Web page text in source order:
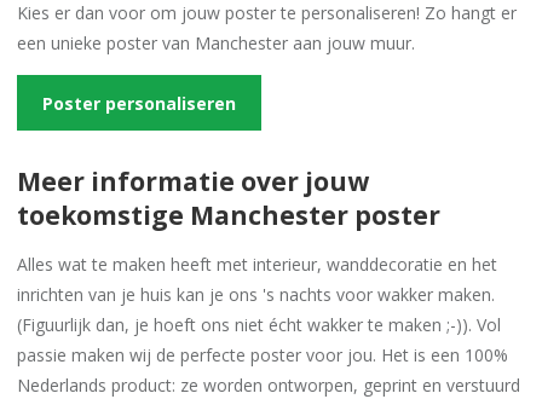
Kies er dan voor om jouw poster te personaliseren! Zo hangt er
een unieke poster van Manchester aan jouw muur.
Poster personaliseren
Meer informatie over jouw
toekomstige Manchester poster
Alles wat te maken heeft met interieur, wanddecoratie en het
inrichten van je huis kan je ons 's nachts voor wakker maken.
(Figuurlijk dan, je hoeft ons niet écht wakker te maken ;-)). Vol
passie maken wij de perfecte poster voor jou. Het is een 100%
Nederlands product: ze worden ontworpen, geprint en verstuurd